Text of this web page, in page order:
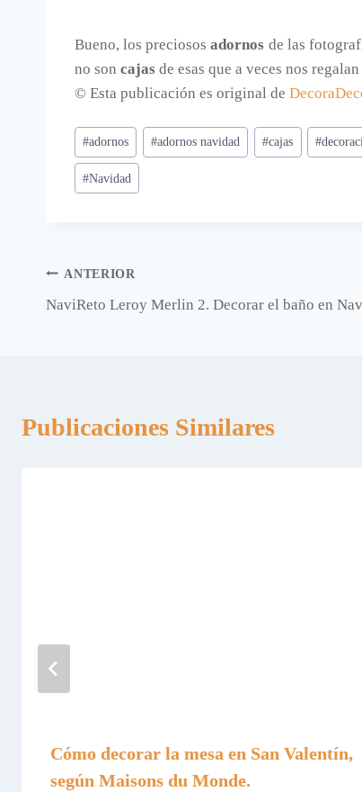
Bueno, los preciososadornos de las
no son cajas de esas que a veces nos
© Esta publicación es original de
Etiquetas
de
la
#adornos #adornos navidad #cajas #
#Navidad
Navegación
de
ANTERIOR
NaviReto Leroy Merlin 2. Decorar el baño en
Publicaciones Similares
Cómo decorar la mesa en San Valentín,
según Maisons du Monde.